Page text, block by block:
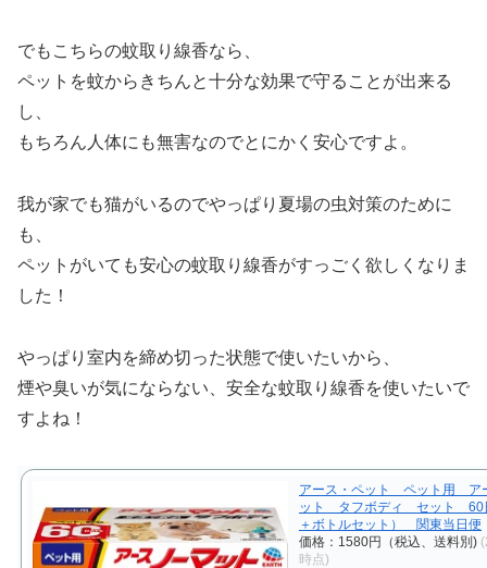
でもこちらの蚊取り線香なら、
ペットを蚊からきちんと十分な効果で守ることが出来る
し、
もちろん人体にも無害なのでとにかく安心ですよ。
我が家でも猫がいるのでやっぱり夏場の虫対策のために
も、
ペットがいても安心の蚊取り線香がすっごく欲しくなりま
した！
やっぱり室内を締め切った状態で使いたいから、
煙や臭いが気にならない、安全な蚊取り線香を使いたいで
すよね！
アース・ペット ペット用 ア
ット タフボディ セット 60
＋ボトルセット） 関東当日便
価格：1580円（税込、送料別)
時点)